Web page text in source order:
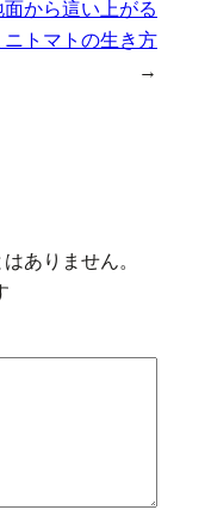
面から這い上がる
トマトの生き方
→
ありません。